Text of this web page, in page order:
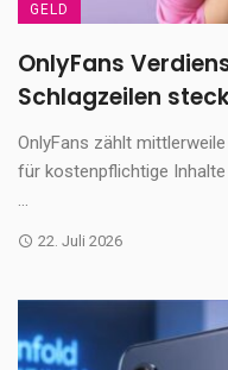
GELD
OnlyFans
Schlagzeilen
OnlyFans zählt
für kostenpflichtige
...
22. Juli 2026